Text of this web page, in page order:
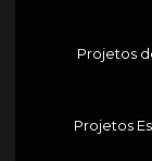
Projetos
Projetos